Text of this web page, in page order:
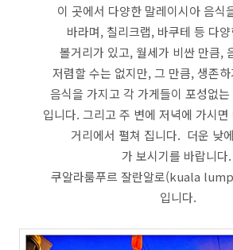
이 곳에서 다양한 말레이시아 음식
바라며, 칠리크랩, 바쿠테 등 다
볼거리가 있고, 월세가 비싼 만큼,
저렴할 수는 없지만, 그 만큼, 생존
음식을 가지고 각 가게들이 포성없
입니다. 그리고 주 변에 저녁에 가시
거리에서 펼쳐 집니다. 더운 낮
가 보시기를 바랍니다.
쿠알라룸푸르 잘란알로(kuala
입니다.